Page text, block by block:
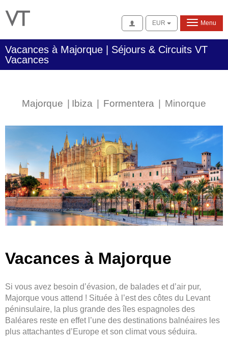
Se connecter
EUR Menu
Vacances à Majorque | Séjours & Circuits VT
Vacances
Majorque Ibiza Formentera Minorque
Vacances à Majorque
Si vous avez besoin d’évasion, de balades et d’air pur,
Majorque vous attend ! Située à l’est des côtes du Levant
péninsulaire, la plus grande des îles espagnoles des
Baléares reste en effet l’une des destinations balnéaires les
plus attachantes d’Europe et son climat vous séduira.